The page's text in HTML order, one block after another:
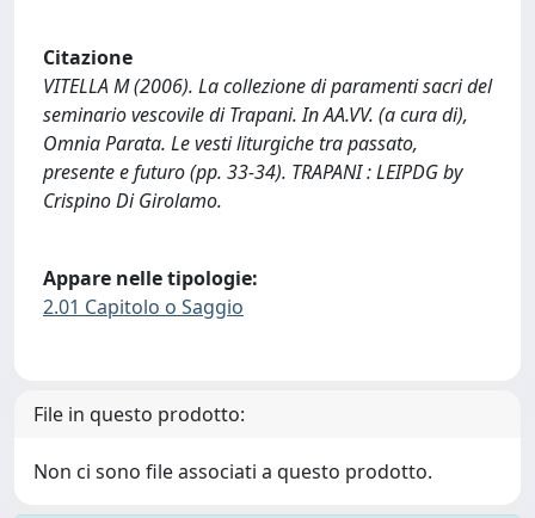
Citazione
VITELLA M (2006). La collezione di paramenti sacri del
seminario vescovile di Trapani. In AA.VV. (a cura di),
Omnia Parata. Le vesti liturgiche tra passato,
presente e futuro (pp. 33-34). TRAPANI : LEIPDG by
Crispino Di Girolamo.
Appare nelle tipologie:
2.01 Capitolo o Saggio
File in questo prodotto:
Non ci sono file associati a questo prodotto.